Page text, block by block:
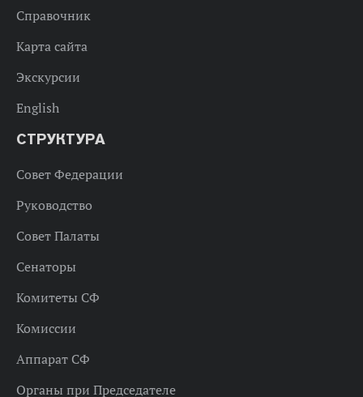
Справочник
Карта сайта
Экскурсии
English
СТРУКТУРА
Совет Федерации
Руководство
Совет Палаты
Сенаторы
Комитеты СФ
Комиссии
Аппарат СФ
Органы при Председателе